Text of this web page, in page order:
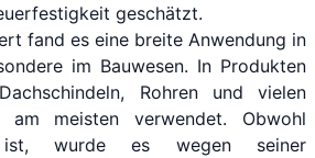
geschätzt.
fand es eine breite Anwendung in
im Bauwesen. In Produkten
Rohren und vielen
meisten verwendet. Obwohl
ist, wurde es wegen seiner